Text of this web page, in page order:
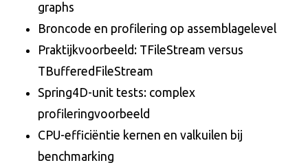
graphs
Broncode en profilering op assemblagelevel
Praktijkvoorbeeld: TFileStream versus
TBufferedFileStream
Spring4D-unit tests: complex
profileringvoorbeeld
CPU-efficiëntie kernen en valkuilen bij
benchmarking